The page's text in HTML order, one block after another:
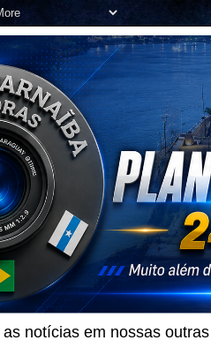
notícias em nossas